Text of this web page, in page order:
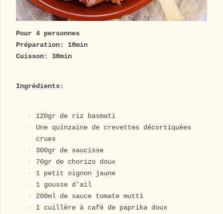
Pour 4 personnes
Préparation: 10min
Cuisson: 30min
Ingrédients:
120gr de riz basmati
Une quinzaine de crevettes décortiquées
crues
300gr de saucisse
70gr de chorizo doux
1 petit oignon jaune
1 gousse d'ail
200ml de sauce tomate mutti
1 cuillère à café de paprika doux